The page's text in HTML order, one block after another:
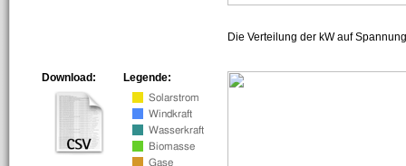
Die Verteilung der kW auf
Legende:
Download: